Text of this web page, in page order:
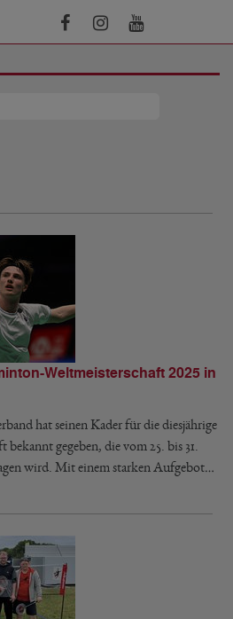
Weltmeisterschaft 2025 in
hat seinen Kader für die diesjährige
gegeben, die vom 25. bis 31.
wird. Mit einem starken Aufgebot…